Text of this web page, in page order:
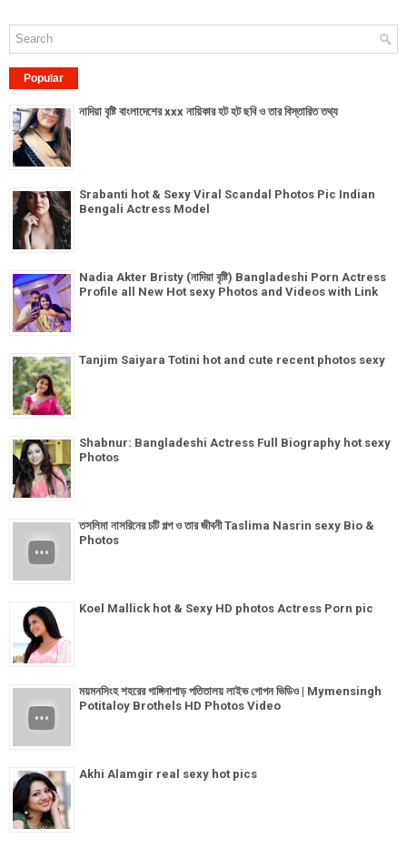
Popular
নাদিয়া বৃষ্টি বাংলাদেশের xxx নায়িকার হট হট ছবি ও তার বিস্তারিত তথ্য
Srabanti hot & Sexy Viral Scandal Photos Pic Indian
Bengali Actress Model
Nadia Akter Bristy (নাদিয়া বৃষ্টি) Bangladeshi Porn Actress
Profile all New Hot sexy Photos and Videos with Link
Tanjim Saiyara Totini hot and cute recent photos sexy
Shabnur: Bangladeshi Actress Full Biography hot sexy
Photos
তসলিমা নাসরিনের চটি গল্প ও তার জীবনী Taslima Nasrin sexy Bio &
Photos
Koel Mallick hot & Sexy HD photos Actress Porn pic
ময়মনসিংহ শহরের গাঙ্গিনাপাড় পতিতালয় লাইভ গোপন ভিডিও | Mymensingh
Potitaloy Brothels HD Photos Video
Akhi Alamgir real sexy hot pics